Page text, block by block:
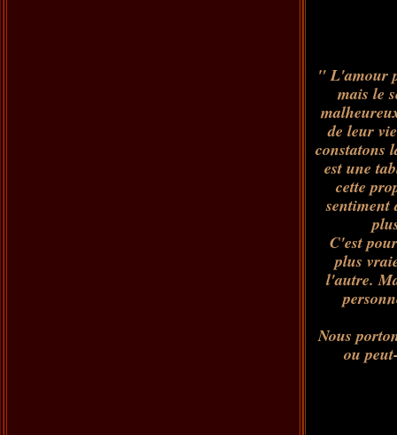
" L'amour
mais le
de leur
constatons
est une
cette
sentiment
C'est
plus
l'autre.
Nous
ou